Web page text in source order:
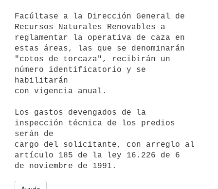
Facúltase a la Dirección General de
Recursos Naturales Renovables a
reglamentar la operativa de caza en
estas áreas, las que se denominarán
"cotos de torcaza", recibirán un
número identificatorio y se
habilitarán
con vigencia anual.
Los gastos devengados de la
inspección técnica de los predios
serán de
cargo del solicitante, con arreglo al
artículo 185 de la ley 16.226 de 6